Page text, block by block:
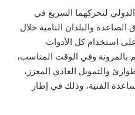
لتحركهما السريع في
الصاعدة والبلدان النامية خلال
على استخدام كل الأدوات
بالمرونة وفي الوقت المناسب،
والتمويل العادي المعزز،
الفنية، وذلك في إطار